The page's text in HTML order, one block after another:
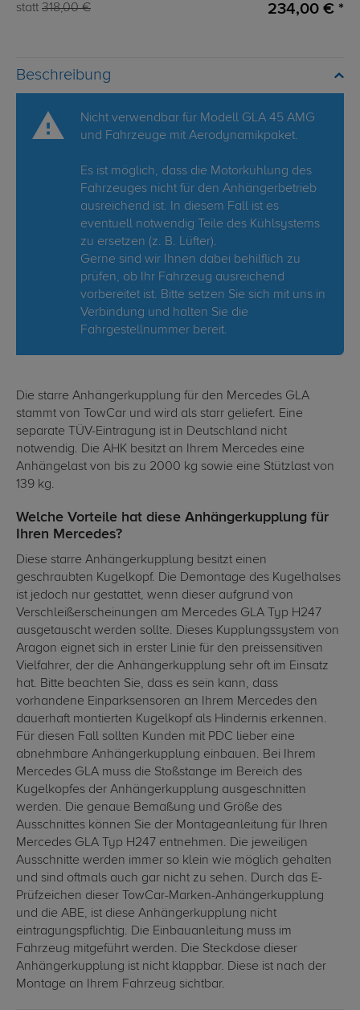
statt 318,00 € 234,00 € *
Beschreibung
Nicht verwendbar für Modell GLA 45 AMG
und Fahrzeuge mit Aerodynamikpaket.
Es ist möglich, dass die Motorkühlung des
Fahrzeuges nicht für den Anhängerbetrieb
ausreichend ist. In diesem Fall ist es
eventuell notwendig Teile des Kühlsystems
zu ersetzen (z. B. Lüfter).
Gerne sind wir Ihnen dabei behilflich zu
prüfen, ob Ihr Fahrzeug ausreichend
vorbereitet ist. Bitte setzen Sie sich mit uns in
Verbindung und halten Sie die
Fahrgestellnummer bereit.
Die starre Anhängerkupplung für den Mercedes GLA
stammt von TowCar und wird als starr geliefert. Eine
separate TÜV-Eintragung ist in Deutschland nicht
notwendig. Die AHK besitzt an Ihrem Mercedes eine
Anhängelast von bis zu 2000 kg sowie eine Stützlast von
139 kg.
Welche Vorteile hat diese Anhängerkupplung für
Ihren Mercedes?
Diese starre Anhängerkupplung besitzt einen
geschraubten Kugelkopf. Die Demontage des Kugelhalses
ist jedoch nur gestattet, wenn dieser aufgrund von
Verschleißerscheinungen am Mercedes GLA Typ H247
ausgetauscht werden sollte. Dieses Kupplungssystem von
Aragon eignet sich in erster Linie für den preissensitiven
Vielfahrer, der die Anhängerkupplung sehr oft im Einsatz
hat. Bitte beachten Sie, dass es sein kann, dass
vorhandene Einparksensoren an Ihrem Mercedes den
dauerhaft montierten Kugelkopf als Hindernis erkennen.
Für diesen Fall sollten Kunden mit PDC lieber eine
abnehmbare Anhängerkupplung einbauen. Bei Ihrem
Mercedes GLA muss die Stoßstange im Bereich des
Kugelkopfes der Anhängerkupplung ausgeschnitten
werden. Die genaue Bemaßung und Größe des
Ausschnittes können Sie der Montageanleitung für Ihren
Mercedes GLA Typ H247 entnehmen. Die jeweiligen
Ausschnitte werden immer so klein wie möglich gehalten
und sind oftmals auch gar nicht zu sehen. Durch das E-
Prüfzeichen dieser TowCar-Marken-Anhängerkupplung
und die ABE, ist diese Anhängerkupplung nicht
eintragungspflichtig. Die Einbauanleitung muss im
Fahrzeug mitgeführt werden. Die Steckdose dieser
Anhängerkupplung ist nicht klappbar. Diese ist nach der
Montage an Ihrem Fahrzeug sichtbar.